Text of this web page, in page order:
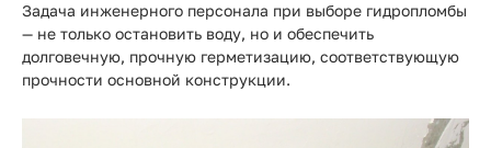
50
sales@mpkm.org
Задача инженерного персонала при выборе гидропломбы
— не только остановить воду, но и обеспечить
долговечную, прочную герметизацию, соответствующую
прочности основной конструкции.